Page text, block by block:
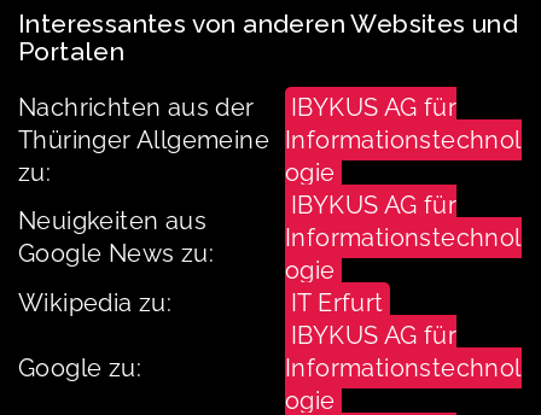
Interessantes von anderen Websites und
Portalen
Nachrichten aus der
Thüringer Allgemeine
zu:
IBYKUS AG für
Informationstechnol
ogie
Neuigkeiten aus
Google News zu:
IBYKUS AG für
Informationstechnol
ogie
Wikipedia zu:
IT Erfurt
Google zu:
IBYKUS AG für
Informationstechnol
ogie